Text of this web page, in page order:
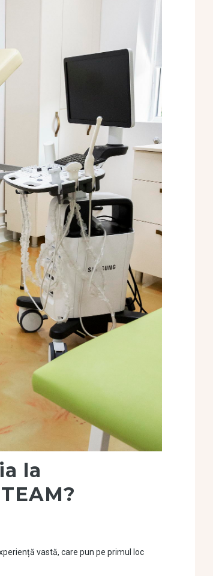
la
vastă, care pun pe primul loc